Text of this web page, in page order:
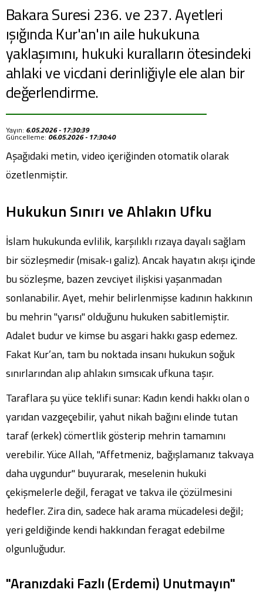
Bakara Suresi 236. ve 237. Ayetleri
ışığında Kur'an'ın aile hukukuna
yaklaşımını, hukuki kuralların ötesindeki
ahlaki ve vicdani derinliğiyle ele alan bir
değerlendirme.
Yayın: 6.05.2026 - 17:30:39
Güncelleme: 06.05.2026 - 17:30:40
Aşağıdaki metin, video içeriğinden otomatik olarak
özetlenmiştir.
Hukukun Sınırı ve Ahlakın Ufku
İslam hukukunda evlilik, karşılıklı rızaya dayalı sağlam
bir sözleşmedir (misak-ı galiz). Ancak hayatın akışı içinde
bu sözleşme, bazen zevciyet ilişkisi yaşanmadan
sonlanabilir. Ayet, mehir belirlenmişse kadının hakkının
bu mehrin "yarısı" olduğunu hukuken sabitlemiştir.
Adalet budur ve kimse bu asgari hakkı gasp edemez.
Fakat Kur’an, tam bu noktada insanı hukukun soğuk
sınırlarından alıp ahlakın sımsıcak ufkuna taşır.
Taraflara şu yüce teklifi sunar: Kadın kendi hakkı olan o
yarıdan vazgeçebilir, yahut nikah bağını elinde tutan
taraf (erkek) cömertlik gösterip mehrin tamamını
verebilir. Yüce Allah, "Affetmeniz, bağışlamanız takvaya
daha uygundur" buyurarak, meselenin hukuki
çekişmelerle değil, feragat ve takva ile çözülmesini
hedefler. Zira din, sadece hak arama mücadelesi değil;
yeri geldiğinde kendi hakkından feragat edebilme
olgunluğudur.
"Aranızdaki Fazlı (Erdemi) Unutmayın"